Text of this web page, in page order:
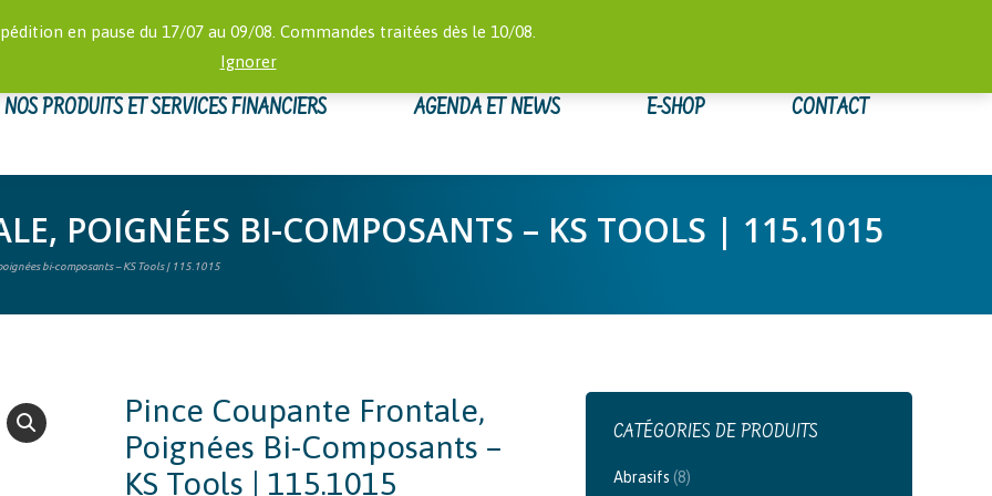
en pause du 17/07 au 09/08. Commandes traitées dès le 10/08.
Ignorer
:
NOS PRODUITS ET SERVICES FINANCIERS AGENDA ET NEWS E-SHOP CONTACT
POIGNÉES BI-COMPOSANTS – KS TOOLS | 115.1015
bi-composants – KS Tools | 115.1015
Pince Coupante Frontale,
Poignées Bi-Composants –
KS Tools | 115.1015
CATÉGORIES DE PRODUITS
Abrasifs (8)